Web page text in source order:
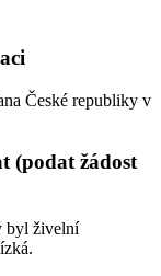
České republiky v
(podat žádost
byl živelní